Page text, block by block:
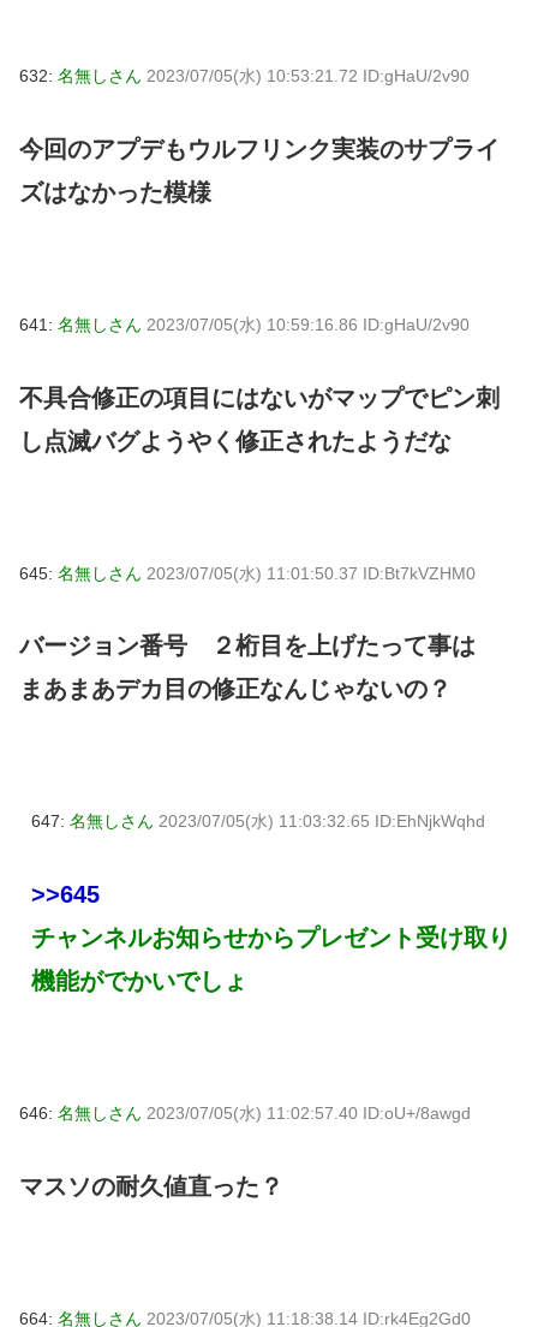
632: 名無しさん 2023/07/05(水) 10:53:21.72 ID:gHaU/2v90
今回のアプデもウルフリンク実装のサプライ
ズはなかった模様
641: 名無しさん 2023/07/05(水) 10:59:16.86 ID:gHaU/2v90
不具合修正の項目にはないがマップでピン刺
し点滅バグようやく修正されたようだな
645: 名無しさん 2023/07/05(水) 11:01:50.37 ID:Bt7kVZHM0
バージョン番号 ２桁目を上げたって事は
まあまあデカ目の修正なんじゃないの？
647: 名無しさん 2023/07/05(水) 11:03:32.65 ID:EhNjkWqhd
>>645
チャンネルお知らせからプレゼント受け取り
機能がでかいでしょ
646: 名無しさん 2023/07/05(水) 11:02:57.40 ID:oU+/8awgd
マスソの耐久値直った？
664: 名無しさん 2023/07/05(水) 11:18:38.14 ID:rk4Eg2Gd0